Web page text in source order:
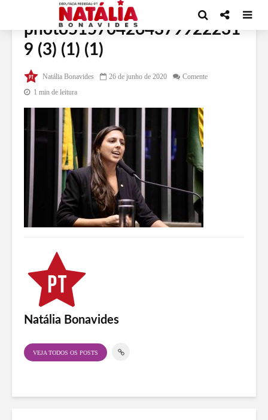
photo515704264379922231
9 (3) (1) (1)
Natália Bonavides 26 de junho de 2020
Comente
1 min de leitura
Natália Bonavides
VEJA TODOS OS POSTS